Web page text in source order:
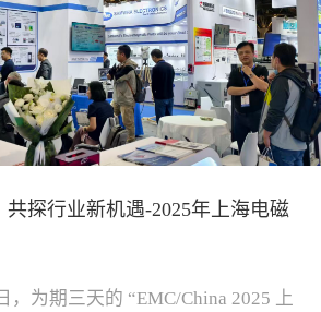
共探行业新机遇-2025年上海电磁
，为期三天的 “EMC/China 2025 上